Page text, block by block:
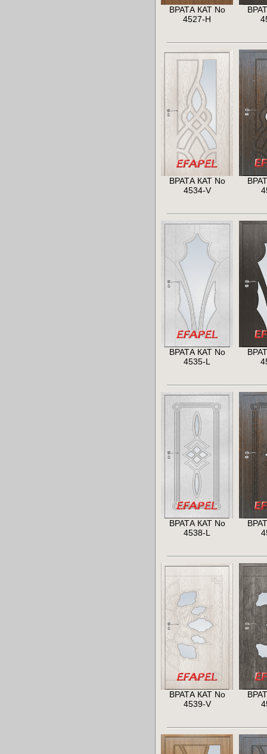
ВРАТА КАТ No
4527-H
ВРАТА КАТ No
4534-V
ВРАТА КАТ No
4535-L
ВРАТА КАТ No
4538-L
ВРАТА КАТ No
4539-V